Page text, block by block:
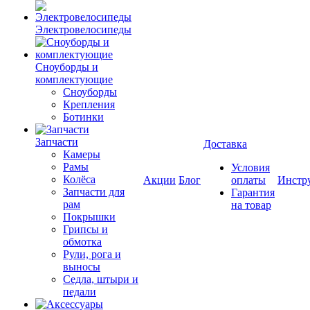
Электровелосипеды
Cноуборды и
комплектующие
Сноуборды
Крепления
Ботинки
Запчасти
Камеры
Рамы
Колёса
Запчасти для
рам
Покрышки
Грипсы и
обмотка
Рули, рога и
выносы
Седла, штыри и
педали
Акции Блог
Доставка
Условия
оплаты
Гарантия
на товар